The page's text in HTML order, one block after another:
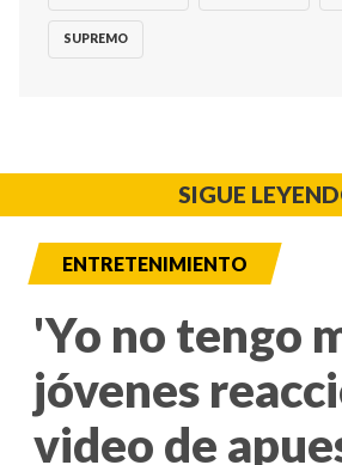
SUPREMO
SIGUE
ENTRETENIMIENTO
'Yo no tengo
jóvenes
video de